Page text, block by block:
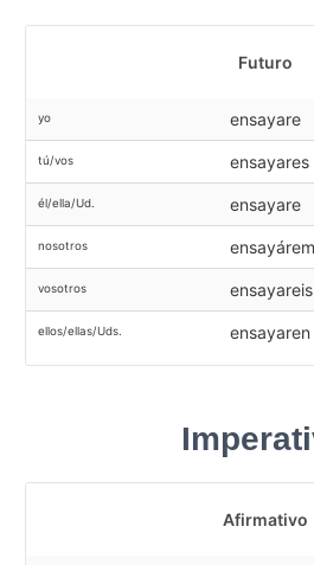
Futuro
yo ensayare
tú/vos ensayares
él/ella/Ud. ensayare
nosotros
vosotros ensayareis
ellos/ellas/Uds. ensayaren
Afirmativo